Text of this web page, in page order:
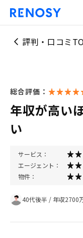
評判・口コミ
総合評価：
年収が高い
い
サービス：
エージェント：
物件：
40代後半 / 年収2700